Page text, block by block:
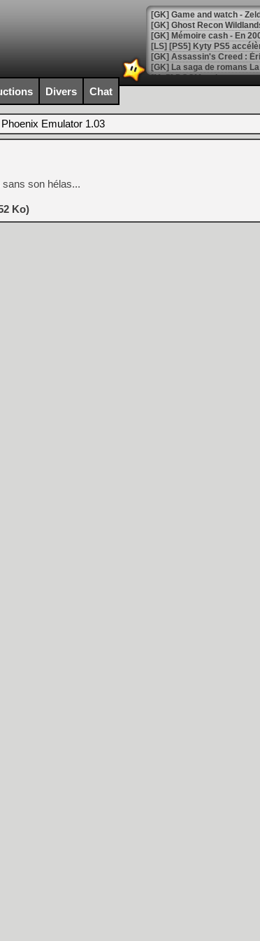
[Mo5] DOOM arrive en
[GK] Bethesda fête les 30
[GK] Roblox : l'action en
[GK] Agenda - GeForce
[LS] [PS5] ps5-y2jb-
[GK] Pourquoi Marvel
[GK] Test : Restory : Chill
[GK] GTA 6 : Rockstar
[GK] Hot Wheels Infinite
[GK] Mémoire cash -
[GK] Résultats Nintendo :
[GK] Déjà des
[Mo5] Brickboy cherche à
[GK] Minecraft et ses «
[GK] Beast of
[GK] Ubisoft : fin de partie
[GK] Mémoire cash -
[GK] Dan Houser (GTA)
[GK] Comment EA Sports
[GK] Crimson Moon : un
[GK] Isle of Reveries : le
[GK] Moonlighter 2 : The
[GK] Capcom relance
[Mo5] Deux inédits du
[GK] Le beat'em up The
[GK] Endless Legend 2 :
[LS] [PS5] Premiers
Divers Chat
Phoenix Emulator 1.03
son hélas...
Ko)